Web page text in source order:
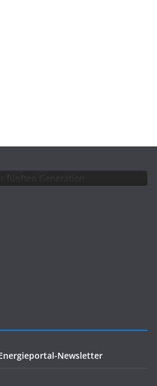
der fünften Generation
Newsletter